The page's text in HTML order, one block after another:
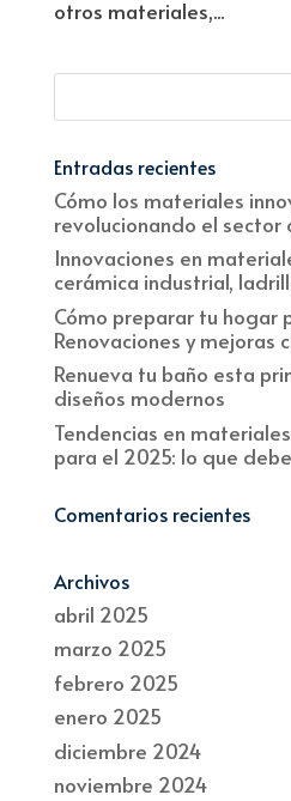
otros materiales,...
Entradas recientes
Cómo los materiales
revolucionando el sector
Innovaciones en
cerámica industrial,
Cómo preparar tu hogar
Renovaciones y mejoras
Renueva tu baño esta
diseños modernos
Tendencias en
para el 2025: lo que
Comentarios recientes
Archivos
abril 2025
marzo 2025
febrero 2025
enero 2025
diciembre 2024
noviembre 2024